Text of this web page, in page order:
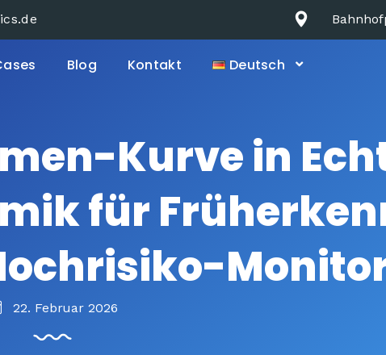
Blog Kontakt Deutsch
Kurve in
für
22. Februar 2026